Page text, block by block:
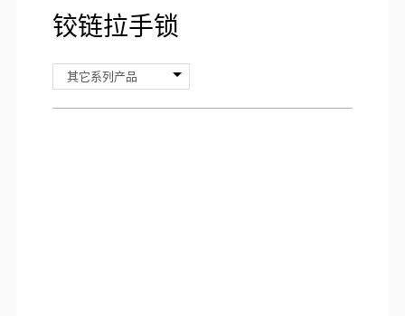
铰链拉手锁
其它系列产品